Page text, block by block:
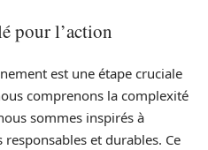
pour l’action
est une étape cruciale
comprenons la complexité
sommes inspirés à
et durables. Ce